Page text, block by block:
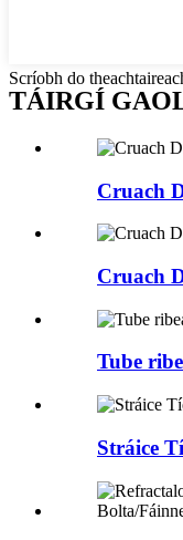
Scríobh do
TÁIRGÍ
Cruach
Cruach
Tube
Stráice